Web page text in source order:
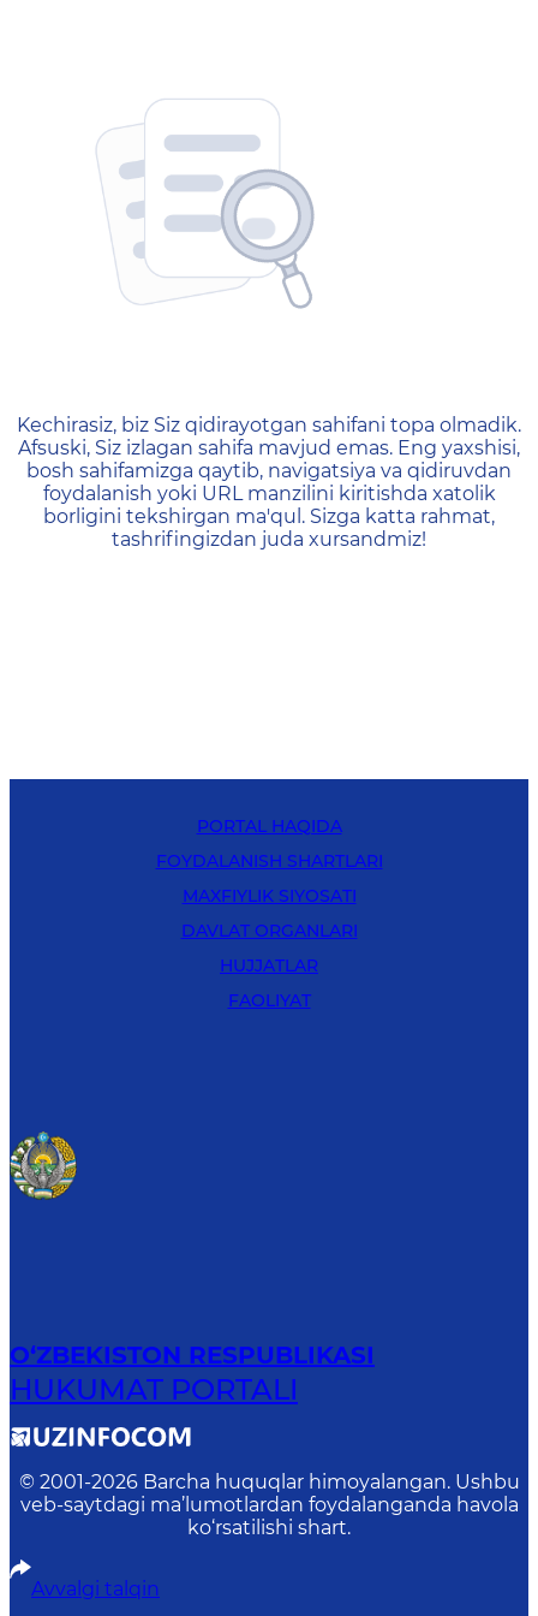
404 — Страница не
Kechirasiz, biz Siz qidirayotgan sahifani topa olmadik.
Afsuski, Siz izlagan sahifa mavjud emas. Eng yaxshisi,
bosh sahifamizga qaytib, navigatsiya va qidiruvdan
foydalanish yoki URL manzilini kiritishda xatolik
borligini tekshirgan ma'qul. Sizga katta rahmat,
tashrifingizdan juda xursandmiz!
PORTAL HAQIDA
FOYDALANISH SHARTLARI
MAXFIYLIK SIYOSATI
DAVLAT ORGANLARI
HUJJATLAR
FAOLIYAT
O‘ZBEKISTON RESPUBLIKASI
HUKUMAT PORTALI
© 2001-2026 Barcha huquqlar himoyalangan. Ushbu
veb-saytdagi ma’lumotlardan foydalanganda havola
ko‘rsatilishi shart.
Avvalgi talqin